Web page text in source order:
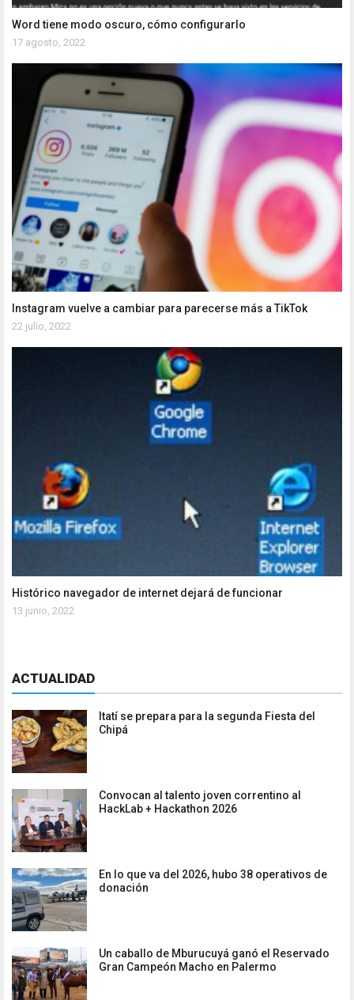
Word tiene modo oscuro, cómo configurarlo
17 agosto, 2022
Instagram vuelve a cambiar para parecerse más a TikTok
22 julio, 2022
Histórico navegador de internet dejará de funcionar
13 junio, 2022
ACTUALIDAD
Itatí se prepara para la segunda Fiesta del
Chipá
Convocan al talento joven correntino al
HackLab + Hackathon 2026
En lo que va del 2026, hubo 38 operativos de
donación
Un caballo de Mburucuyá ganó el Reservado
Gran Campeón Macho en Palermo